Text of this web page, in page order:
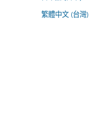
繁體中文 (台灣)